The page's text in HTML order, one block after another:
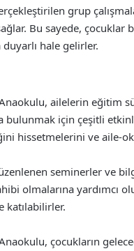
grup
Bu sayede, çocuklar
hale gelirler.
ailelerin eğitim
bulunmak için çeşitli
hissetmelerini ve aile-
seminerler ve
olmalarına yardımcı
katılabilirler.
çocukların